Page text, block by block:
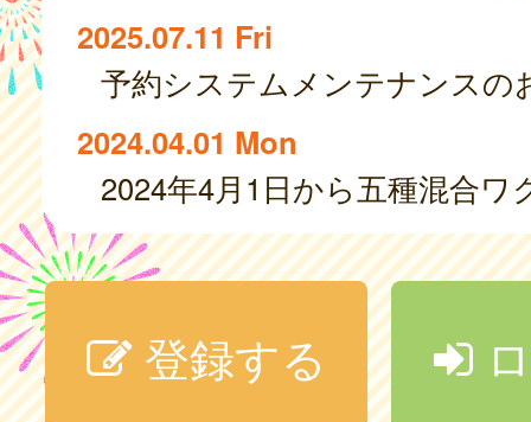
2025.07.11 Fri
予約システムメンテナンスの
2024.04.01 Mon
登録する